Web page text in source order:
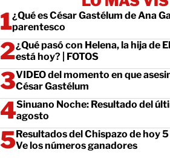
¿Qué es César Gastélum de Ana
parentesco
¿Qué pasó con Helena, la hija de
está hoy? | FOTOS
VIDEO del momento en que
César Gastélum
Sinuano Noche: Resultado del
agosto
Resultados del Chispazo de hoy
Ve los números ganadores